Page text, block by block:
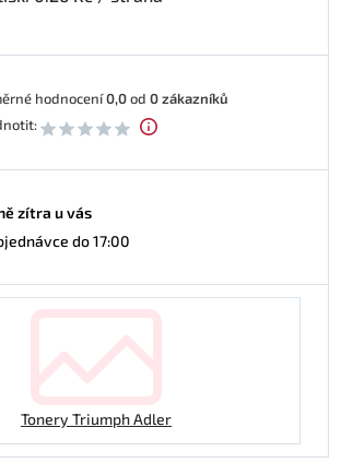
hodnocení0,0od 0zákazníků
zítra u vás
do 17:00
Tonery Triumph Adler